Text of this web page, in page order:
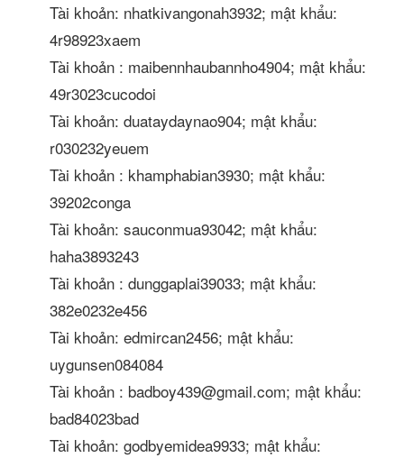
Tài khoản: nhatkivangonah3932; mật khẩu:
4r98923xaem
Tài khoản : maibennhaubannho4904; mật khẩu:
49r3023cucodoi
Tài khoản: duataydaynao904; mật khẩu:
r030232yeuem
Tài khoản : khamphabian3930; mật khẩu:
39202conga
Tài khoản: sauconmua93042; mật khẩu:
haha3893243
Tài khoản : dunggaplai39033; mật khẩu:
382e0232e456
Tài khoản: edmircan2456; mật khẩu:
uygunsen084084
Tài khoản : badboy439@gmail.com; mật khẩu:
bad84023bad
Tài khoản: godbyemidea9933; mật khẩu: